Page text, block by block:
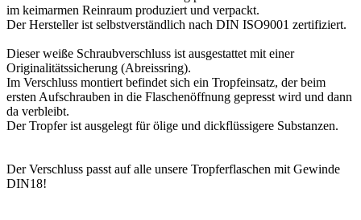
im keimarmen Reinraum produziert und verpackt.
Der Hersteller ist selbstverständlich nach DIN ISO9001 zertifiziert.
Dieser weiße Schraubverschluss ist ausgestattet mit einer
Originalitätssicherung (Abreissring).
Im Verschluss montiert befindet sich ein Tropfeinsatz, der beim
ersten Aufschrauben in die Flaschenöffnung gepresst wird und dann
da verbleibt.
Der Tropfer ist ausgelegt für ölige und dickflüssigere Substanzen.
Der Verschluss passt auf alle unsere Tropferflaschen mit Gewinde
DIN18!